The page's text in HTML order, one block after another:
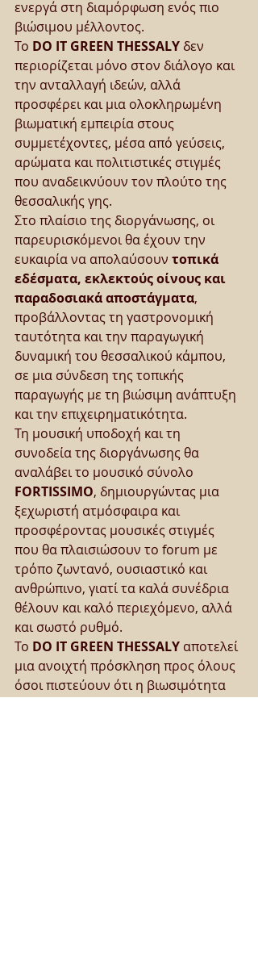
ενεργά στη διαμόρφωση ενός πιο
βιώσιμου μέλλοντος.
Το DO IT GREEN THESSALY δεν
περιορίζεται μόνο στον διάλογο και
την ανταλλαγή ιδεών, αλλά
προσφέρει και μια ολοκληρωμένη
βιωματική εμπειρία στους
συμμετέχοντες, μέσα από γεύσεις,
αρώματα και πολιτιστικές στιγμές
που αναδεικνύουν τον πλούτο της
θεσσαλικής γης.
Στο πλαίσιο της διοργάνωσης, οι
παρευρισκόμενοι θα έχουν την
ευκαιρία να απολαύσουν τοπικά
εδέσματα, εκλεκτούς οίνους και
παραδοσιακά αποστάγματα,
προβάλλοντας τη γαστρονομική
ταυτότητα και την παραγωγική
δυναμική του θεσσαλικού κάμπου,
σε μια σύνδεση της τοπικής
παραγωγής με τη βιώσιμη ανάπτυξη
και την επιχειρηματικότητα.
Τη μουσική υποδοχή και τη
συνοδεία της διοργάνωσης θα
αναλάβει το μουσικό σύνολο
FORTISSIMO, δημιουργώντας μια
ξεχωριστή ατμόσφαιρα και
προσφέροντας μουσικές στιγμές
που θα πλαισιώσουν το forum με
τρόπο ζωντανό, ουσιαστικό και
ανθρώπινο, γιατί τα καλά συνέδρια
θέλουν και καλό περιεχόμενο, αλλά
και σωστό ρυθμό.
Το DO IT GREEN THESSALY αποτελεί
μια ανοιχτή πρόσκληση προς όλους
όσοι πιστεύουν ότι η βιωσιμότητα